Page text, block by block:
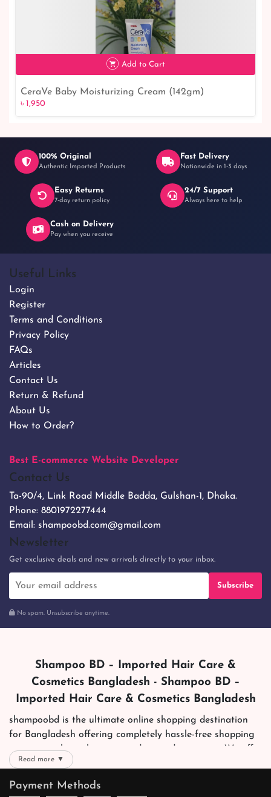
৳ 1,950
Add to Cart
CeraVe Baby Moisturizing Cream (142gm)
৳ 1,950
100% Original
Authentic Imported Products
Fast Delivery
Nationwide in 1-3 days
Easy Returns
7-day return policy
24/7 Support
Always here to help
Cash on Delivery
Pay when you receive
Useful Links
Login
Register
Terms and Conditions
Privacy Policy
FAQs
Articles
Contact Us
Return & Refund
About Us
How to Order?
Best E-commerce Website Developer
Contact Us
Ta-90/4, Link Road Middle Badda, Gulshan-1, Dhaka.
Phone: 8801972277444
Email: shampoobd.com@gmail.com
Newsletter
Get exclusive deals and new arrivals directly to your inbox.
Subscribe
No spam. Unsubscribe anytime.
Shampoo BD – Imported Hair Care &
Cosmetics Bangladesh - Shampoo BD –
Imported Hair Care & Cosmetics Bangladesh
shampoobd is the ultimate online shopping destination
for Bangladesh offering completely hassle-free shopping
experience through secure and trusted gateways. We offer
you trendy and reliable shopping with all your preferred
brands and more. Now shopping is easier, quicker and
always joyous. We help you mark the exact choice here.
Read more ▼
Payment Methods